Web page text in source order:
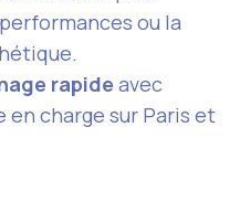
ou la
rapide avec
charge sur Paris et